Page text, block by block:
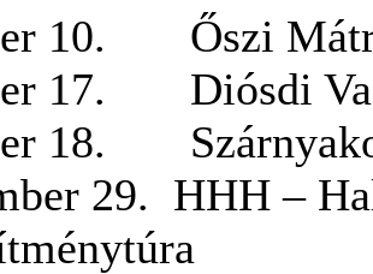
10. Őszi
17. Diósdi
18.
29. HHH –